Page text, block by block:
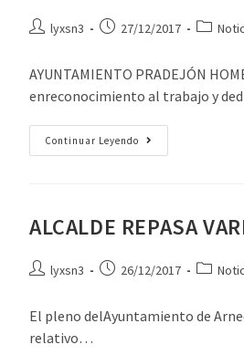
lyxsn3 27/12/2017
AYUNTAMIENTO PRADEJÓN
enreconocimiento al trabajo y
Continuar Leyendo
ALCALDE REPASA
lyxsn3 26/12/2017
El pleno delAyuntamiento de
relativo…